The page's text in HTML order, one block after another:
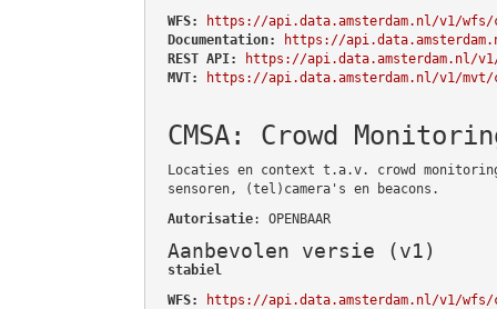
WFS:
https://api.data.amsterdam.nl/v1/
Documentation:
https://
REST API:
https://api.data.amsterdam.nl/
MVT:
https://api.data.amsterdam.nl/v1/
CMSA: Crowd
Locaties en context t.a.v. crowd
sensoren, (tel)camera's en beacons.
Autorisatie: OPENBAAR
Aanbevolen versie (v1)
stabiel
WFS:
https://api.data.amsterdam.nl/v1/wfs/